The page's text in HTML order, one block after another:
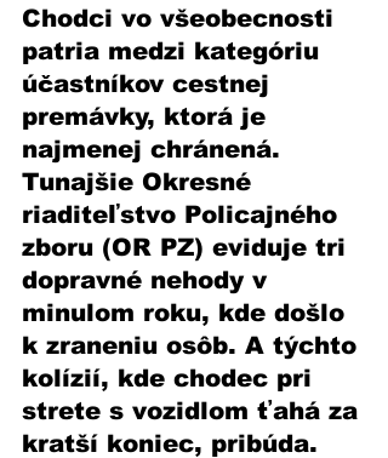
Chodci vo všeobecnosti
patria medzi kategóriu
účastníkov cestnej
premávky, ktorá je
najmenej chránená.
Tunajšie Okresné
riaditeľstvo Policajného
zboru (OR PZ) eviduje tri
dopravné nehody v
minulom roku, kde došlo
k zraneniu osôb. A týchto
kolízií, kde chodec pri
strete s vozidlom ťahá za
kratší koniec, pribúda.